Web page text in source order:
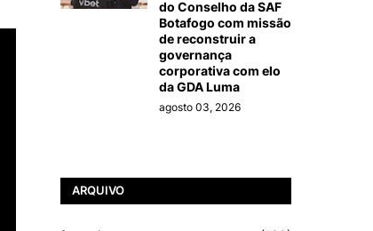
do Conselho da SAF
Botafogo com missão
de reconstruir a
governança
corporativa com elo
da GDA Luma
agosto 03, 2026
ARQUIVO